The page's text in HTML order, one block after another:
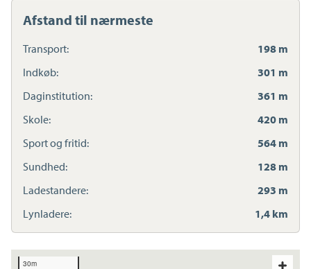
Afstand til nærmeste
Transport:
198 m
Indkøb:
301 m
Daginstitution:
361 m
Skole:
420 m
Sport og fritid:
564 m
Sundhed:
128 m
Ladestandere:
293 m
Lynladere:
1,4 km
30m